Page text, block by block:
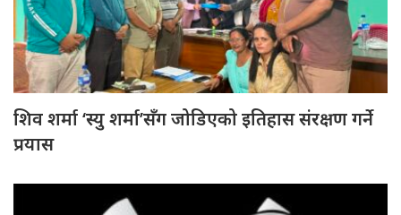
शिव शर्मा ‘स्यु शर्मा’सँग जोडिएको इतिहास संरक्षण गर्ने
प्रयास